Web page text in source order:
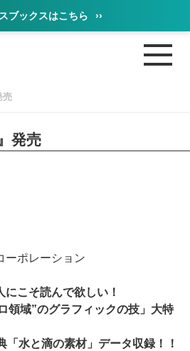
ブックスはこちら ››
売
発売
ーポレーション
こそ読んで欲しい！
領域”のグラフィックの技」大特
「水と滴の素材」データ収録！！